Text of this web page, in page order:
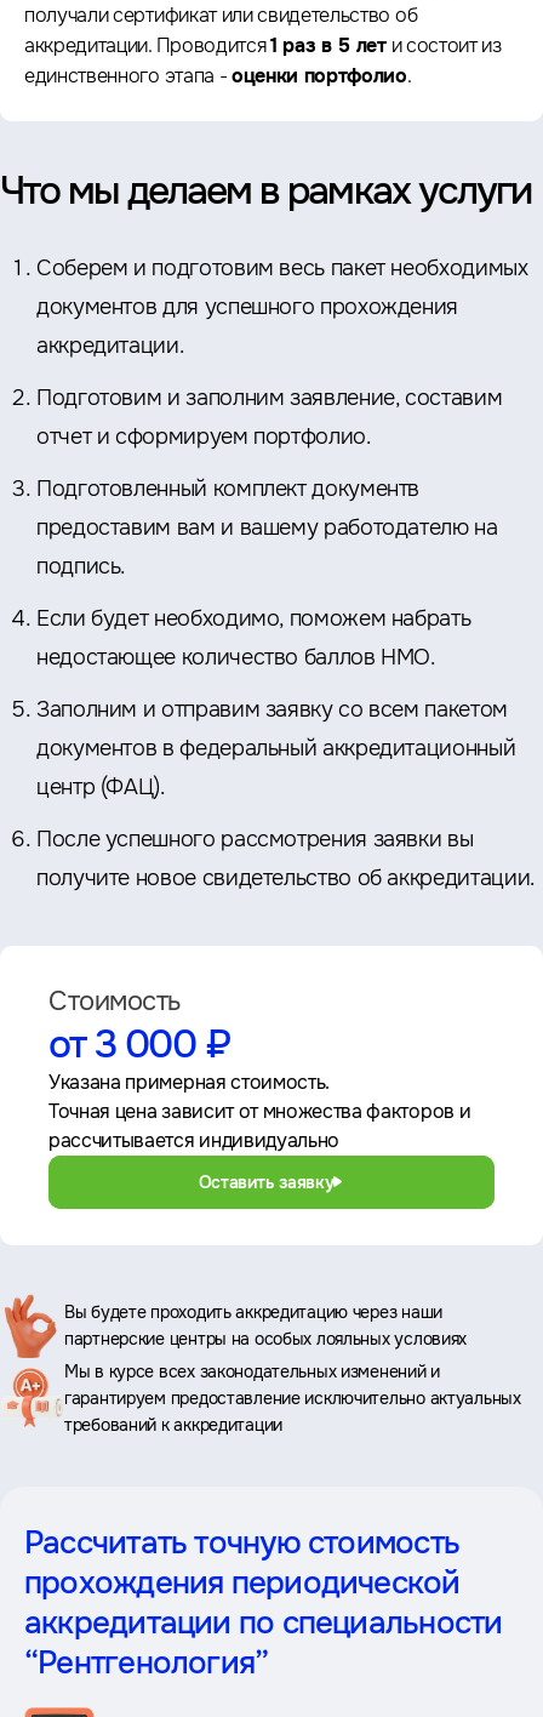
получали сертификат или свидетельство об
аккредитации. Проводится1 раз в 5 лети состоит из
единственного этапа -оценки портфолио.
Что мы делаем в рамках услуги
Соберем и подготовим весь пакет необходимых
документов для успешного прохождения
аккредитации.
Подготовим и заполним заявление, составим
отчет и сформируем портфолио.
Подготовленный комплект документв
предоставим вам и вашему работодателю на
подпись.
Если будет необходимо, поможем набрать
недостающее количество баллов НМО.
Заполним и отправим заявку со всем пакетом
документов в федеральный аккредитационный
центр (ФАЦ).
После успешного рассмотрения заявки вы
получите новое свидетельство об аккредитации.
Стоимость
от 3 000 ₽
Указана примерная стоимость.
Точная цена зависит от множества факторов и
рассчитывается индивидуально
Оставить заявку
Ключевые
преимущества
Вы будете проходить аккредитацию через наши
партнерские центры на особых лояльных условиях
Мы в курсе всех законодательных изменений и
гарантируем предоставление исключительно актуальных
требований к аккредитации
Рассчитать точную стоимость
прохождения периодической
аккредитации по специальности
“Рентгенология”